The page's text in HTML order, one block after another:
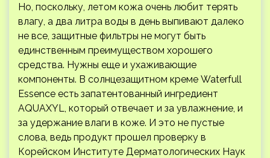
Но, поскольку, летом кожа очень любит терять
влагу, а два литра воды в день выпивают далеко
не все, защитные фильтры не могут быть
единственным преимуществом хорошего
средства. Нужны еще и ухаживающие
компоненты. В солнцезащитном креме Waterfull
Essence есть запатентованный ингредиент
AQUAXYL, который отвечает и за увлажнение, и
за удержание влаги в коже. И это не пустые
слова, ведь продукт прошел проверку в
Корейском Институте Дерматологических Наук